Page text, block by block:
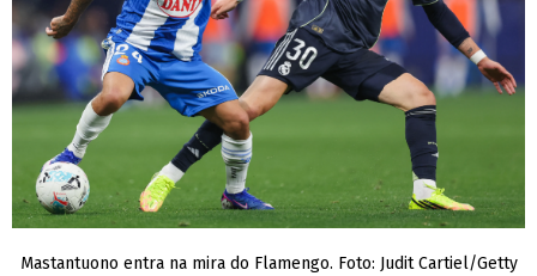
Mastantuono entra na mira do Flamengo. Foto: Judit Cartiel/Getty